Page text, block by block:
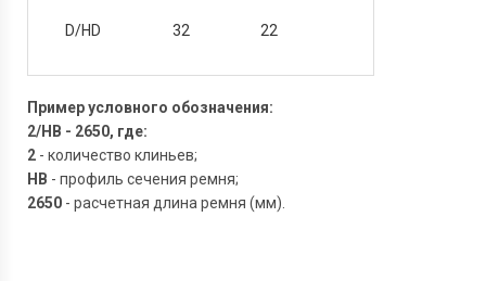
D/HD 32 22
Пример условного обозначения:
2/HB - 2650, где:
2 - количество клиньев;
HB - профиль сечения ремня;
2650 - расчетная длина ремня (мм).